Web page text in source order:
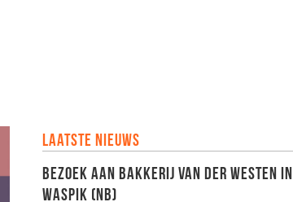
Laatste nieuws
Bezoek aan Bakkerij van der Westen in
Waspik (NB)